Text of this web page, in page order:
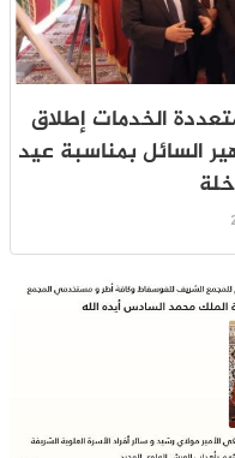
الخدمات إطلاق
السائل بمناسبة عيد